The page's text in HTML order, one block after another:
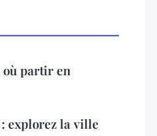
partir en
: explorez la ville